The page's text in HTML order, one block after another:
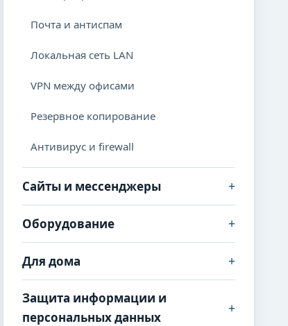
Почта и антиспам
Локальная сеть LAN
VPN между офисами
Резервное копирование
Антивирус и firewall
Сайты и мессенджеры +
Оборудование +
Для дома +
Защита информации и
персональных данных
+